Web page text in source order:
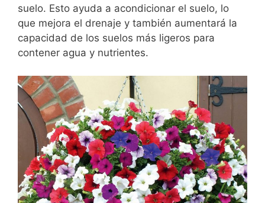
suelo. Esto ayuda a acondicionar el suelo, lo
que mejora el drenaje y también aumentará la
capacidad de los suelos más ligeros para
contener agua y nutrientes.